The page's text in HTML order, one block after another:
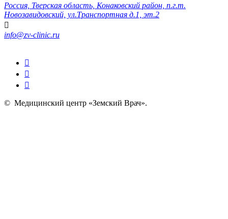
Россия, Тверская область, Конаковский район, п.г.т.
Новозавидовский, ул.Транспортная д.1, эт.2
info@zv-clinic.ru
© Медицинский центр «Земский Врач».